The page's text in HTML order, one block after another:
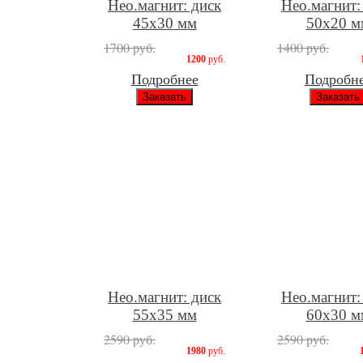
Нео.магнит: диск
45х30 мм
1700 руб.
1200 руб.
Подробнее
Нео.магнит:
50х20
1400 руб.
Нео.магнит: диск
55х35 мм
2590 руб.
1980 руб.
Нео.магнит:
60х30
2590 руб.